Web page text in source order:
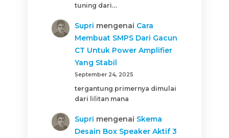
tuning dari…
Supri mengenai Cara
Membuat SMPS Dari Gacun
CT Untuk Power Amplifier
Yang Stabil
September 24, 2025
tergantung primernya dimulai
dari lilitan mana
Supri mengenai Skema
Desain Box Speaker Aktif 3